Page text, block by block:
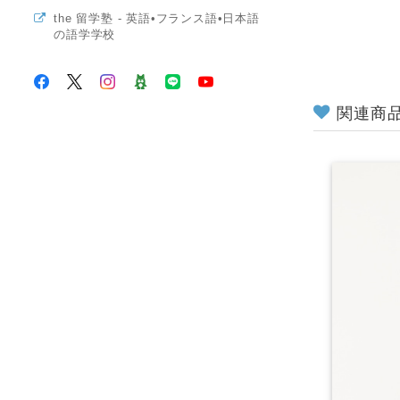
the 留学塾 - 英語•フランス語•日本語
の語学学校
関連商